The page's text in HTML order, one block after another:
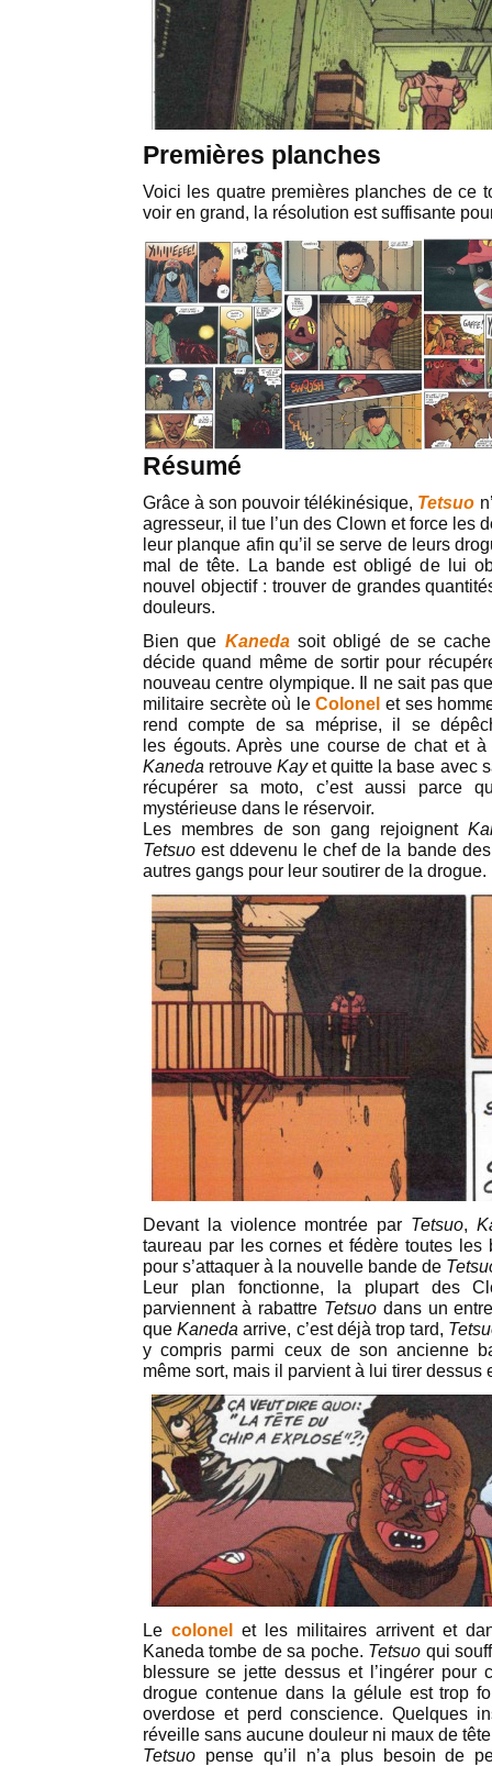
Premières planches
Voici les quatre premières planches de ce
voir en grand, la résolution est suffisante
Résumé
Grâce à son pouvoir télékinésique, Tetsuo
agresseur, il tue l’un des Clown et force les
leur planque afin qu’il se serve de leurs
mal de tête. La bande est obligé de lui
nouvel objectif : trouver de grandes
douleurs.
Bien que Kanedasoit obligé de se
décide quand même de sortir pour
nouveau centre olympique. Il ne sait pas
militaire secrète où leColonel et ses
rend compte de sa méprise, il se
les égouts. Après une course de chat et
Kaneda retrouveKayet quitte la base avec
récupérer sa moto, c’est aussi parce
mystérieuse dans le réservoir.
Les membres de son gang rejoignent
Tetsuo est ddevenu le chef de la bande
autres gangs pour leur soutirer de la drogue.
Devant la violence montrée par Tetsuo,
taureau par les cornes et fédère toutes les
pour s’attaquer à la nouvelle bande de
Leur plan fonctionne, la plupart des
parviennent à rabattre Tetsuodans un
queKaneda arrive, c’est déjà trop tard,
y compris parmi ceux de son ancienne
même sort, mais il parvient à lui tirer dessus
Le colonel
et les militaires arrivent et
Kaneda tombe de sa poche. Tetsuo qui
blessure se jette dessus et l’ingérer pour
drogue contenue dans la gélule est trop
overdose et perd conscience. Quelques
réveille sans aucune douleur ni maux de
Tetsuo pense qu’il n’a plus besoin de